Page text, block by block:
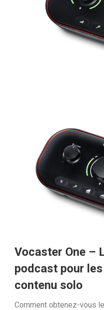
Vocaster One –
podcast pour
contenu solo
Comment obtenez-vous